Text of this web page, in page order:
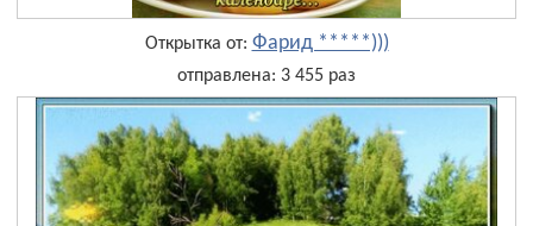
Открытка от: Фарид *****)))
отправлена: 3 455 раз